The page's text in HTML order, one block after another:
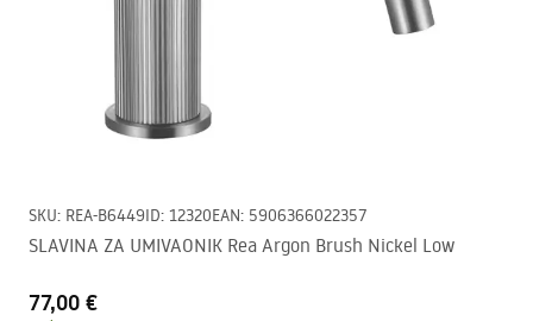
SKU: REA-B6449ID: 12320EAN: 5906366022357
SLAVINA ZA UMIVAONIK Rea Argon Brush Nickel Low
77,00 €